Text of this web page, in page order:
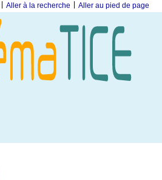
Aller à la recherche Aller au pied de page